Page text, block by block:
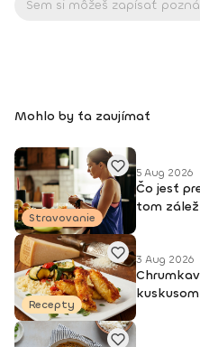
Mohlo by ťa zaujímať
Stravovanie
5 Aug 2026
Čo jesť
tom
Recepty
3 Aug 2026